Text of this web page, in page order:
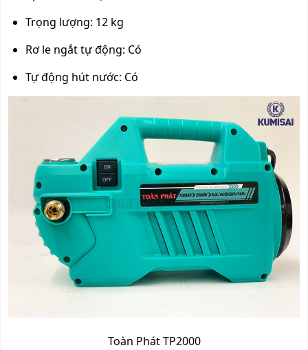
Trọng lượng: 12 kg
Rơ le ngắt tự động: Có
Tự động hút nước: Có
Toàn Phát TP2000